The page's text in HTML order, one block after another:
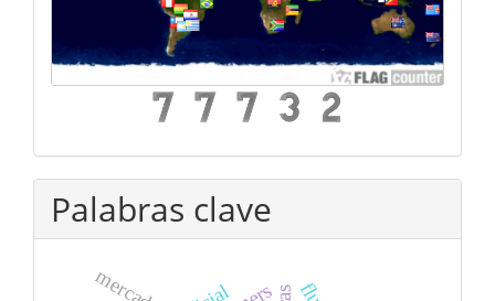
Palabras clave